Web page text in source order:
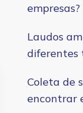
empresas?
Laudos
diferentes
Coleta de
encontrar